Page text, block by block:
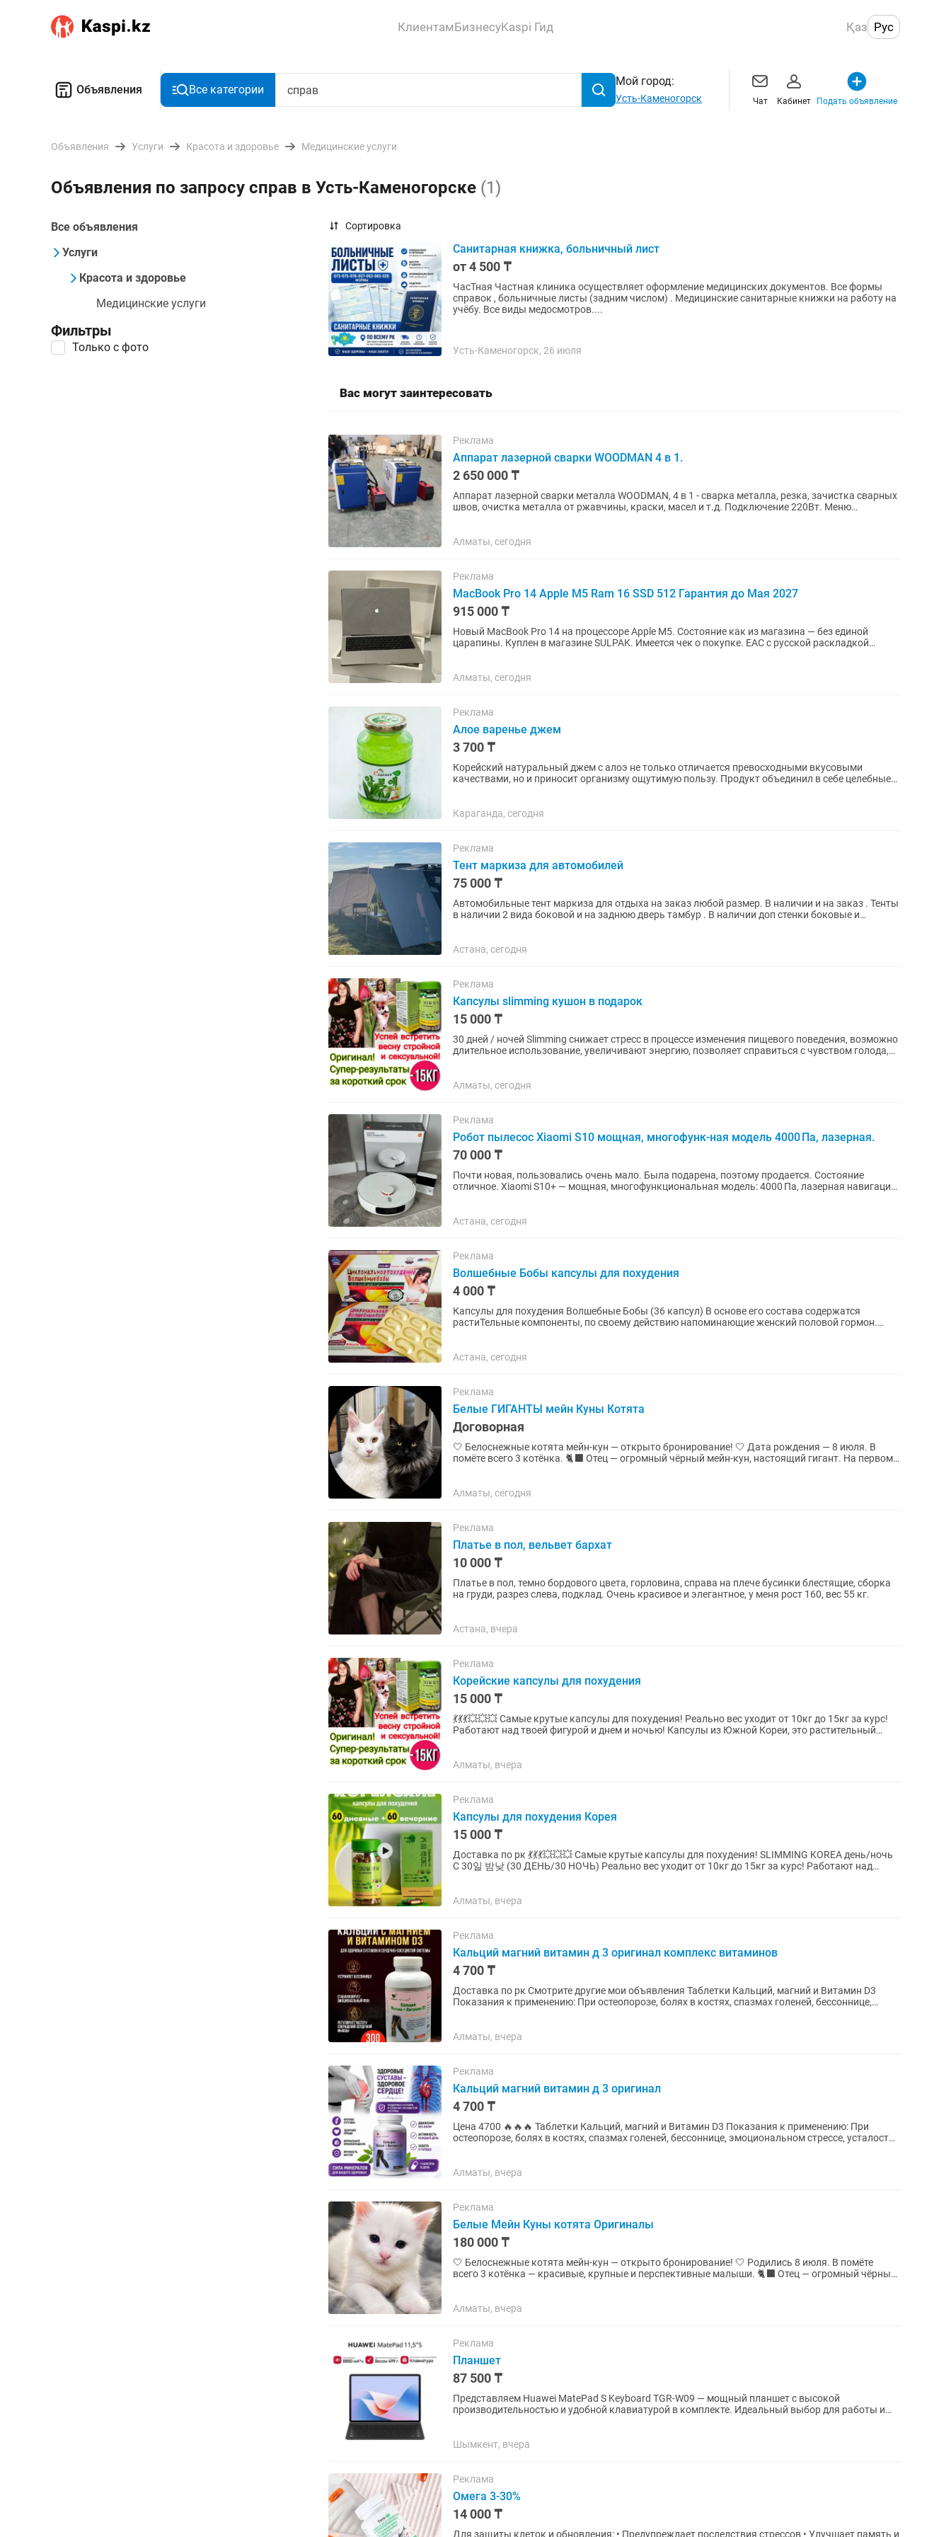
КлиентамБизнесуKaspi Гид Қаз Рус
Объявления Все категории
Мой город:
Усть-Каменогорск Чат Кабинет Подать объявление
Объявления Услуги Красота и здоровье Медицинские услуги
Объявления по запросу справ в Усть-Каменогорске (1)
Все объявления
Услуги
Красота и здоровье
Медицинские услуги
Фильтры
Только с фото
Сортировка
Санитарная книжка, больничный лист
от 4 500 ₸
ЧасТная Частная клиника осуществляет оформление медицинских документов. Все формы
справок , больничные листы (задним числом) . Медицинские санитарные книжки на работу на
учёбу. Все виды медосмотров....
Усть-Каменогорск, 26 июля
Вас могут заинтересовать
Реклама
Аппарат лазерной сварки WOODMAN 4 в 1.
2 650 000 ₸
Аппарат лазерной сварки металла WOODMAN, 4 в 1 - сварка металла, резка, зачистка сварных
швов, очистка металла от ржавчины, краски, масел и т.д. Подключение 220Вт. Меню
Алматы, сегодня
Реклама
MacBook Pro 14 Apple M5 Ram 16 SSD 512 Гарантия до Мая 2027
915 000 ₸
Новый MacBook Pro 14 на процессоре Apple M5. Состояние как из магазина — без единой
царапины. Куплен в магазине SULPAK. Имеется чек о покупке. EAC с русской раскладкой
Алматы, сегодня
Реклама
Алое варенье джем
3 700 ₸
Корейский натуральный джем с алоэ не только отличается превосходными вкусовыми
качествами, но и приносит организму ощутимую пользу. Продукт объединил в себе целебные
Караганда, сегодня
Реклама
Тент маркиза для автомобилей
75 000 ₸
Автомобильные тент маркиза для отдыха на заказ любой размер. В наличии и на заказ . Тенты
в наличии 2 вида боковой и на заднюю дверь тамбур . В наличии доп стенки боковые и
Астана, сегодня
Реклама
Капсулы slimming кушон в подарок
15 000 ₸
30 дней / ночей Slimming снижает стресс в процессе изменения пищевого поведения, возможно
длительное использование, увеличивают энергию, позволяет справиться с чувством голода,
Алматы, сегодня
Реклама
Робот пылесос Xiaomi S10 мощная, многофунк-ная модель 4000 Па, лазерная.
70 000 ₸
Почти новая, пользовались очень мало. Была подарена, поэтому продается. Состояние
отличное. Xiaomi S10+ — мощная, многофункциональная модель: 4000 Па, лазерная навигация,
Астана, сегодня
Реклама
Волшебные Бобы капсулы для похудения
4 000 ₸
Капсулы для похудения Волшебные Бобы (36 капсул) В основе его состава содержатся
растиТельные компоненты, по своему действию напоминающие женский половой гормон.
Астана, сегодня
Реклама
Белые ГИГАНТЫ мейн Куны Котята
Договорная
🤍 Белоснежные котята мейн-кун — открыто бронирование! 🤍 Дата рождения — 8 июля. В
помёте всего 3 котёнка. 🐈⬛ Отец — огромный чёрный мейн-кун, настоящий гигант. На первом
Алматы, сегодня
Реклама
Платье в пол, вельвет бархат
10 000 ₸
Платье в пол, темно бордового цвета, горловина, справа на плече бусинки блестящие, сборка
на груди, разрез слева, подклад. Очень красивое и элегантное, у меня рост 160, вес 55 кг.
Астана, вчера
Реклама
Корейские капсулы для похудения
15 000 ₸
💃💃💃💥💥💥 Самые крутые капсулы для похудения! Реально вес уходит от 10кг до 15кг за курс!
Работают над твоей фигурой и днем и ночью! Капсулы из Южной Кореи, это растительный
Алматы, вчера
Реклама
Капсулы для похудения Корея
15 000 ₸
Доставка по рк 💃💃💃💥💥💥 Самые крутые капсулы для похудения! SLIMMING KOREA день/ночь
С 30일 밤낮 (30 ДЕНЬ/30 НОЧЬ) Реально вес уходит от 10кг до 15кг за курс! Работают над
Алматы, вчера
Реклама
Кальций магний витамин д 3 оригинал комплекс витаминов
4 700 ₸
Доставка по рк Смотрите другие мои объявления Таблетки Кальций, магний и Витамин D3
Показания к применению: При остеопорозе, болях в костях, спазмах голеней, бессоннице,
Алматы, вчера
Реклама
Кальций магний витамин д 3 оригинал
4 700 ₸
Цена 4700 🔥🔥🔥 Таблетки Кальций, магний и Витамин D3 Показания к применению: При
остеопорозе, болях в костях, спазмах голеней, бессоннице, эмоциональном стрессе, усталости
Алматы, вчера
Реклама
Белые Мейн Куны котята Оригиналы
180 000 ₸
🤍 Белоснежные котята мейн-кун — открыто бронирование! 🤍 Родились 8 июля. В помёте
всего 3 котёнка — красивые, крупные и перспективные малыши. 🐈⬛ Отец — огромный чёрный
Алматы, вчера
Реклама
Планшет
87 500 ₸
Представляем Huawei MatePad S Keyboard TGR-W09 — мощный планшет с высокой
производительностью и удобной клавиатурой в комплекте. Идеальный выбор для работы и
Шымкент, вчера
Реклама
Омега 3-30%
14 000 ₸
Для защиты клеток и обновления: • Предупреждает последствия стрессов • Улучшает память и